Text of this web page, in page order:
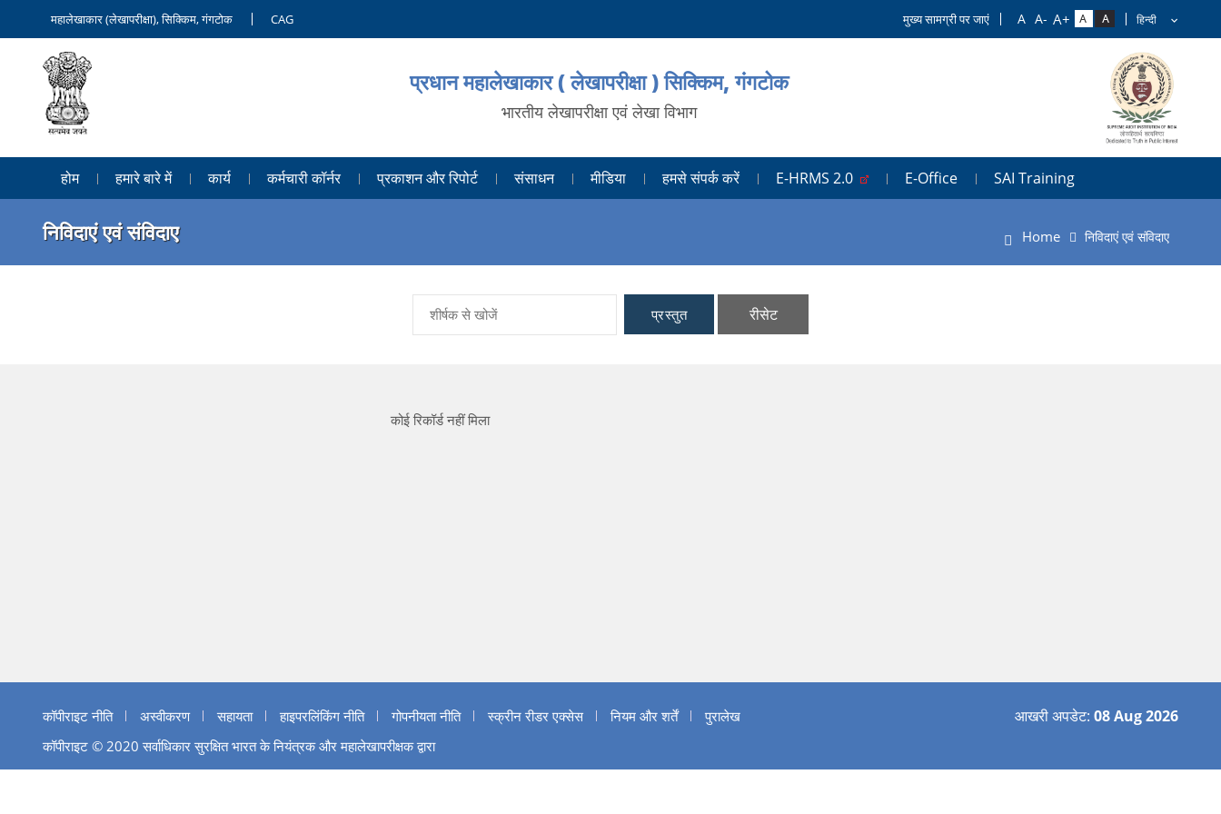
महालेखाकार (लेखापरीक्षा), सिक्किम, गंगटोक CAG मुख्य सामग्री पर जाएं
प्रधान महालेखाकार ( लेखापरीक्षा ) सिक्किम, गंगटोक
भारतीय लेखापरीक्षा एवं लेखा विभाग
होम हमारे बारे में कार्य कर्मचारी कॉर्नर प्रकाशन और रिपोर्ट संसाधन मीडिया हमसे संपर्क करें E-HRMS 2.0 E-Office SAI Training
निविदाएं एवं संविदाए Home निविदाएं एवं संविदाए
प्रस्तुत रीसेट
कोई रिकॉर्ड नहीं मिला
कॉपीराइट नीति अस्वीकरण सहायता हाइपरलिंकिंग नीति गोपनीयता नीति स्क्रीन रीडर एक्सेस नियम और शर्तें
पुरालेख
कॉपीराइट © 2020 सर्वाधिकार सुरक्षित भारत के नियंत्रक और महालेखापरीक्षक द्वारा
आखरी अपडेट: 08 Aug 2026